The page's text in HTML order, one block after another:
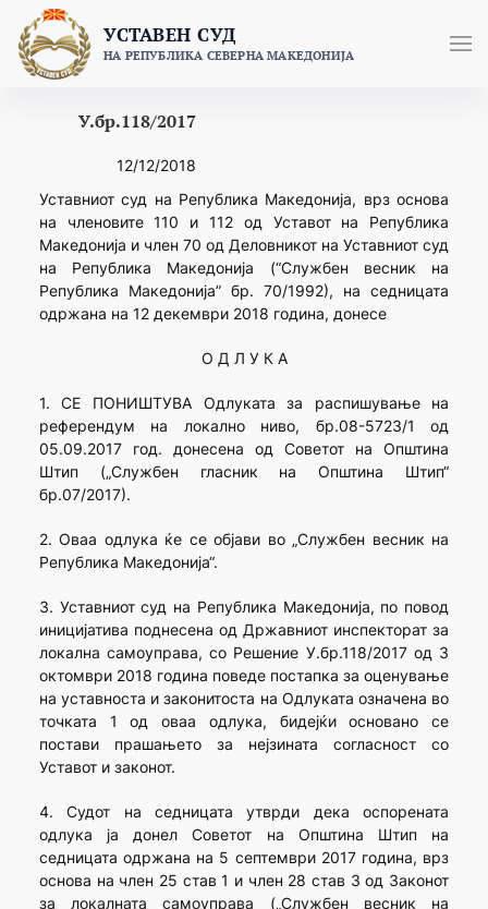
content
УСТАВЕН СУД
НА РЕПУБЛИКА СЕВЕРНА МАКЕДОНИЈА
У.бр.118/2017
12/12/2018
Уставниот суд на Република Македонија, врз основа
на членовите 110 и 112 од Уставот на Република
Македонија и член 70 од Деловникот на Уставниот суд
на Република Македонија (“Службен весник на
Република Македонија” бр. 70/1992), на седницата
одржана на 12 декември 2018 година, донесе
О Д Л У К А
1. СЕ ПОНИШТУВА Одлуката за распишување на
референдум на локално ниво, бр.08-5723/1 од
05.09.2017 год. донесена од Советот на Општина
Штип („Службен гласник на Општина Штип“
бр.07/2017).
2. Оваа одлука ќе се објави во „Службен весник на
Република Македонија“.
3. Уставниот суд на Република Македонија, по повод
иницијатива поднесена од Државниот инспекторат за
локална самоуправа, со Решение У.бр.118/2017 од 3
октомври 2018 година поведе постапка за оценување
на уставноста и законитоста на Одлуката означена во
точката 1 од оваа одлука, бидејќи основано се
постави прашањето за нејзината согласност со
Уставот и законот.
4. Судот на седницата утврди дека оспорената
одлука ја донел Советот на Општина Штип на
седницата одржана на 5 септември 2017 година, врз
основа на член 25 став 1 и член 28 став 3 од Законот
за локалната самоуправа („Службен весник на